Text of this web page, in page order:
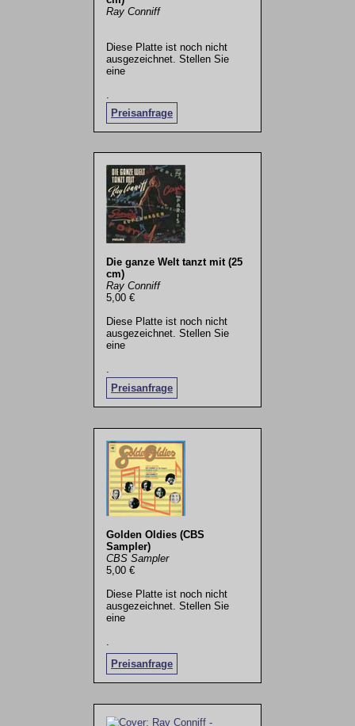
Ray Conniff
Diese Platte ist noch nicht
ausgezeichnet. Stellen Sie
eine
Preisanfrage
Die ganze Welt tanzt mit (25
cm)
Ray Conniff
5,00 €
Diese Platte ist noch nicht
ausgezeichnet. Stellen Sie
eine
Preisanfrage
.
Golden Oldies (CBS
Sampler)
CBS Sampler
5,00 €
Diese Platte ist noch nicht
ausgezeichnet. Stellen Sie
eine
Preisanfrage